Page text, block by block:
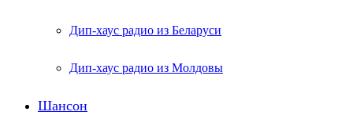
Дип-хаус радио из Беларуси
Дип-хаус радио из Молдовы
Шансон